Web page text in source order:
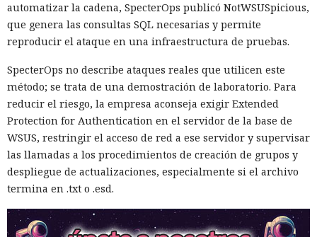
automatizar la cadena, SpecterOps publicó NotWSUSpicious,
que genera las consultas SQL necesarias y permite
reproducir el ataque en una infraestructura de pruebas.
SpecterOps no describe ataques reales que utilicen este
método; se trata de una demostración de laboratorio. Para
reducir el riesgo, la empresa aconseja exigir Extended
Protection for Authentication en el servidor de la base de
WSUS, restringir el acceso de red a ese servidor y supervisar
las llamadas a los procedimientos de creación de grupos y
despliegue de actualizaciones, especialmente si el archivo
termina en .txt o .esd.